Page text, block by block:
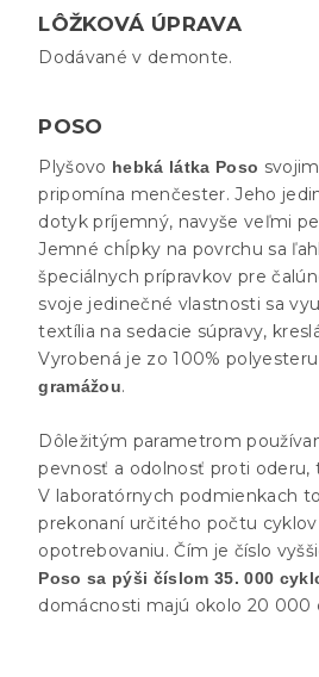
LÔŽKOVÁ ÚPRAVA
Dodávané v demonte.
POSO
Plyšovo hebká látka Poso
pripomína menčester. Jeho
dotyk príjemný, navyše veľmi
Jemné chĺpky na povrchu sa
špeciálnych prípravkov pre
svoje jedinečné vlastnosti sa
textília na sedacie súpravy,
Vyrobená je zo 100% polyesteru
gramážou.
Dôležitým parametrom
pevnosť a odolnosť proti oderu,
V laboratórnych podmienkach
prekonaní určitého počtu cyklov
opotrebovaniu. Čím je číslo
Poso sa pýši číslom 35. 000
domácnosti majú okolo 20 000